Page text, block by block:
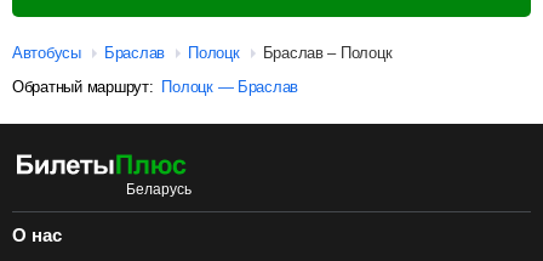
Автобусы Браслав Полоцк
Браслав – Полоцк
Обратный маршрут: Полоцк — Браслав
О нас